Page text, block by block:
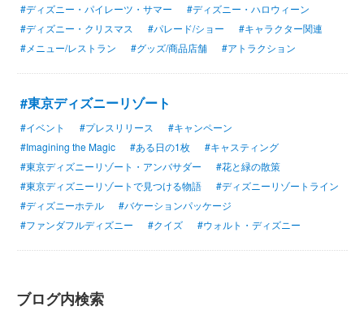
#ディズニー・パイレーツ・サマー
#ディズニー・ハロウィーン
#ディズニー・クリスマス
#パレード/ショー
#キャラクター関連
#メニュー/レストラン
#グッズ/商品店舗 #アトラクション
#東京ディズニーリゾート
#イベント #プレスリリース
#キャンペーン
#Imagining the Magic
#ある日の1枚
#キャスティング
#東京ディズニーリゾート・アンバサダー
#花と緑の散策
#東京ディズニーリゾートで見つける物語
#ディズニーリゾートライン
#ディズニーホテル
#バケーションパッケージ
#ファンダフルディズニー
#クイズ #ウォルト・ディズニー
ブログ内検索